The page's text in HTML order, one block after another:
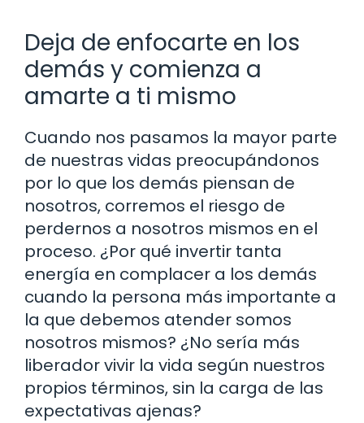
Deja de enfocarte en los
demás y comienza a
amarte a ti mismo
Cuando nos pasamos la mayor parte
de nuestras vidas preocupándonos
por lo que los demás piensan de
nosotros, corremos el riesgo de
perdernos a nosotros mismos en el
proceso. ¿Por qué invertir tanta
energía en complacer a los demás
cuando la persona más importante a
la que debemos atender somos
nosotros mismos? ¿No sería más
liberador vivir la vida según nuestros
propios términos, sin la carga de las
expectativas ajenas?